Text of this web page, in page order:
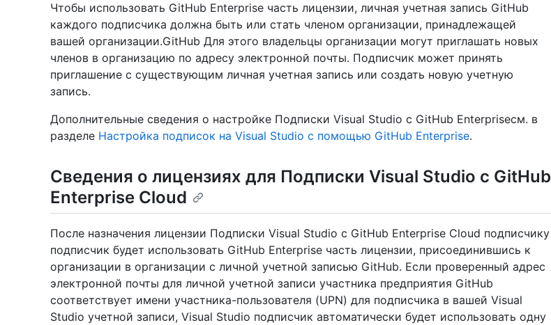
Чтобы использовать GitHub Enterprise часть лицензии, личная учетная запись GitHub
каждого подписчика должна быть или стать членом организации, принадлежащей
вашей организации.GitHub Для этого владельцы организации могут приглашать новых
членов в организацию по адресу электронной почты. Подписчик может принять
приглашение с существующим личная учетная запись или создать новую учетную
запись.
Дополнительные сведения о настройке Подписки Visual Studio с GitHub Enterpriseсм. в
разделе Настройка подписок на Visual Studio с помощью GitHub Enterprise.
Сведения о лицензиях для Подписки Visual Studio с GitHub
Enterprise Cloud
После назначения лицензии Подписки Visual Studio с GitHub Enterprise Cloud подписчику
подписчик будет использовать GitHub Enterprise часть лицензии, присоединившись к
организации в организации с личной учетной записью GitHub. Если проверенный адрес
электронной почты для личной учетной записи участника предприятия GitHub
соответствует имени участника-пользователя (UPN) для подписчика в вашей Visual
Studio учетной записи, Visual Studio подписчик автоматически будет использовать одну